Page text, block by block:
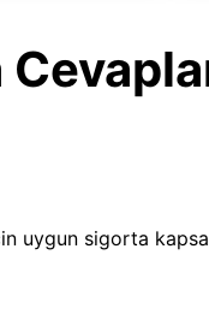
uygun sigorta